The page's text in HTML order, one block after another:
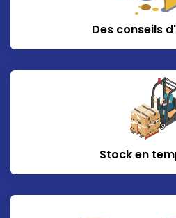
Des conseils
Stock en